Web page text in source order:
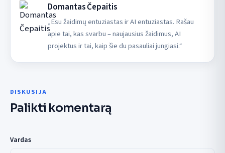
Domantas Čepaitis
„Esu žaidimų entuziastas ir AI entuziastas. Rašau
apie tai, kas svarbu – naujausius žaidimus, AI
projektus ir tai, kaip šie du pasauliai jungiasi.“
DISKUSIJA
Palikti komentarą
Vardas